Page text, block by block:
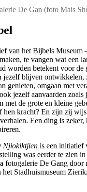
De Gan (foto Mais
van het Bijbels Museum
te vangen wat een
worden betekent voor de
jezelf blijven ontwikkelen,
genieten, omgaan met
jezelf aanvaarden zoals
met de grote en kleine
hen kracht? En zijn zij
Een ding is zeker,
Njiokiktjien is een initiatief
was eerder te zien in
fotogalerie De Gang door
het Stadhuismuseum